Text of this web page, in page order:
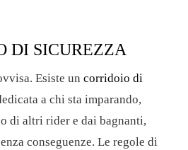
DI SICUREZZA
Esiste un corridoio di
a chi sta imparando,
di altri rider e dai bagnanti,
conseguenze. Le regole di